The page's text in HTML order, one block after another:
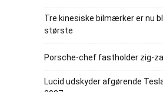
Tre kinesiske bilmærker er nu
største
Porsche-chef fastholder zig-
Lucid udskyder afgørende